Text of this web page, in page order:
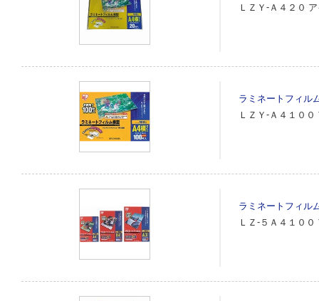
ＬＺＹ‐Ａ４２０
ラミネートフィ
ＬＺＹ‐Ａ４１００
ラミネートフィ
ＬＺ‐５Ａ４１００